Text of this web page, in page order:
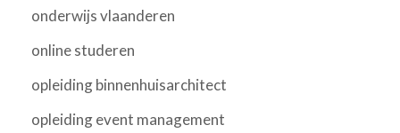
onderwijs vlaanderen
online studeren
opleiding binnenhuisarchitect
opleiding event management